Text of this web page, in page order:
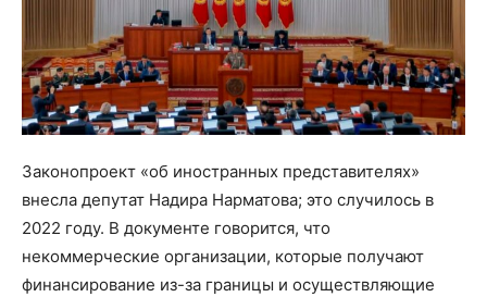
Законопроект «об иностранных представителях»
внесла депутат Надира Нарматова; это случилось в
2022 году. В документе говорится, что
некоммерческие организации, которые получают
финансирование из-за границы и осуществляющие